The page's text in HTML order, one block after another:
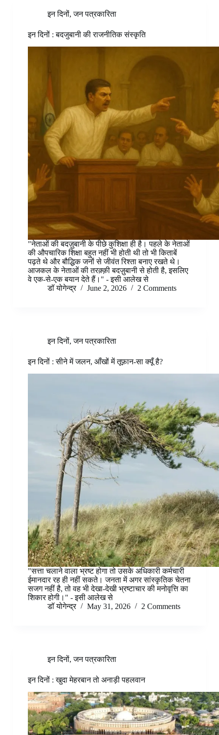
इन दिनों,जन पत्रकारिता
इन दिनों : बदजुबानी की राजनीतिक संस्कृति
"नेताओं की बदज़ुबानी के पीछे कुशिक्षा ही है। पहले के नेताओं
की औपचारिक शिक्षा बहुत नहीं भी होती थी तो भी किताबें
पढ़ते थे और बौद्धिक जनों से जीवंत रिश्ता बनाए रखते थे।
आजकल के नेताओं की तरक़्क़ी बदज़ुबानी से होती है, इसलिए
वे एक-से-एक बयान देते हैं।" - इसी आलेख से
डॉ योगेन्द्र
June 2, 2026 2 Comments
इन दिनों,जन पत्रकारिता
इन दिनों : सीने में जलन, आँखों में तूफ़ान-सा क्यूँ है?
"सत्ता चलाने वाला भ्रष्ट होगा तो उसके अधिकारी कर्मचारी
ईमानदार रह ही नहीं सकते। जनता में अगर सांस्कृतिक चेतना
सजग नहीं है, तो वह भी देखा-देखी भ्रष्टाचार की मनोवृत्ति का
शिकार होगी।" - इसी आलेख से
डॉ योगेन्द्र
May 31, 2026 2 Comments
इन दिनों,जन पत्रकारिता
इन दिनों : खुदा मेहरबान तो अनाड़ी पहलवान